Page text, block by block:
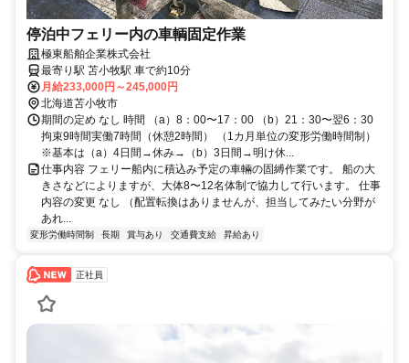
停泊中フェリー内の車輌固定作業
極東船舶企業株式会社
最寄り駅 苫小牧駅 車で約10分
月給233,000円～245,000円
北海道苫小牧市
期間の定め なし 時間 （a）8：00〜17：00 （b）21：30〜翌6：30
拘束9時間実働7時間（休憩2時間） （1カ月単位の変形労働時間制）
※基本は（a）4日間→休み→（b）3日間→明け休...
仕事内容 フェリー船内に積込み予定の車輛の固縛作業です。 船の大
きさなどによりますが、大体8〜12名体制で協力して行います。 仕事
内容の変更 なし （配置転換はありませんが、担当してみたい分野が
あれ...
変形労働時間制 長期 賞与あり 交通費支給 昇給あり
正社員